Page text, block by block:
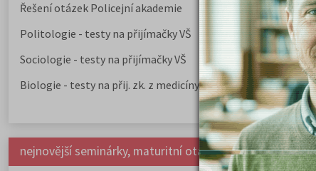
Řešení otázek Policejní akademie
Politologie - testy na přijímačky VŠ
Sociologie - testy na přijímačky VŠ
Biologie - testy na přij. zk. z medicíny
nejnovější seminárky, maturitní otázky a čtenářsky deník